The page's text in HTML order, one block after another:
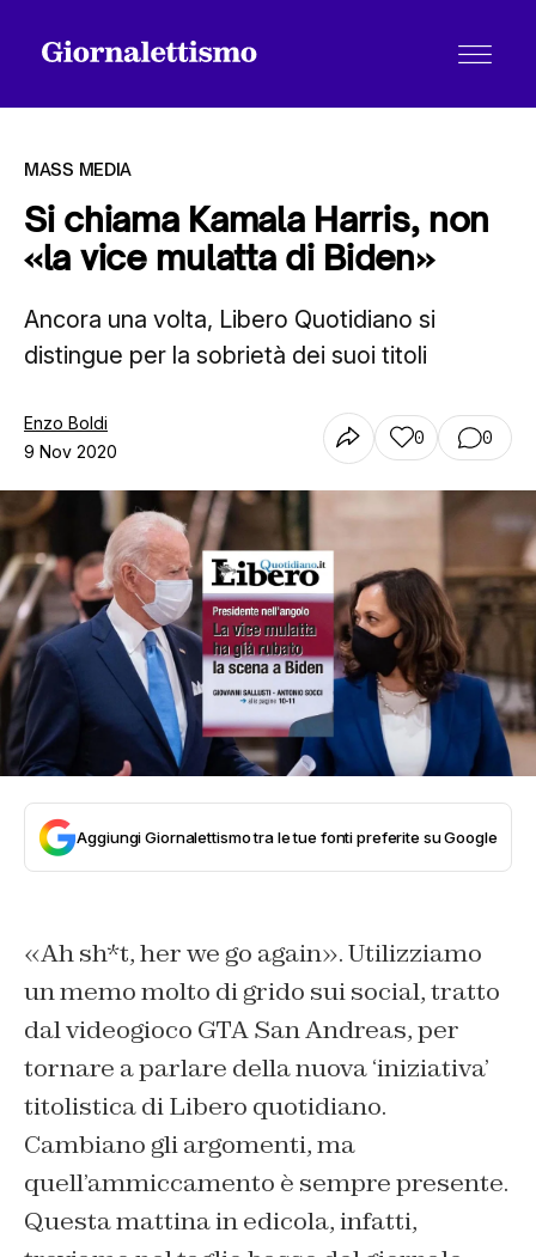
Tutti gli articoli
Chi siamo
Contatti
MASS MEDIA
Si chiama Kamala Harris, non
«la vice mulatta di Biden»
Ancora una volta, Libero Quotidiano si
distingue per la sobrietà dei suoi titoli
Enzo Boldi
9 Nov 2020
0 0
Aggiungi Giornalettismo tra le tue fonti preferite su Google
«Ah sh*t, her we go again». Utilizziamo
un memo molto di grido sui social, tratto
dal videogioco GTA San Andreas, per
tornare a parlare della nuova ‘iniziativa’
titolistica di Libero quotidiano.
Cambiano gli argomenti, ma
quell’ammiccamento è sempre presente.
Questa mattina in edicola, infatti,